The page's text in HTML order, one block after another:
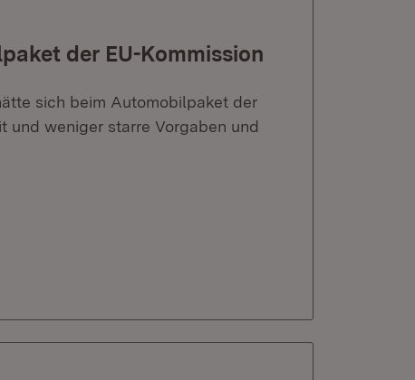
der EU-Kommission
sich beim Automobilpaket der
und weniger starre Vorgaben und